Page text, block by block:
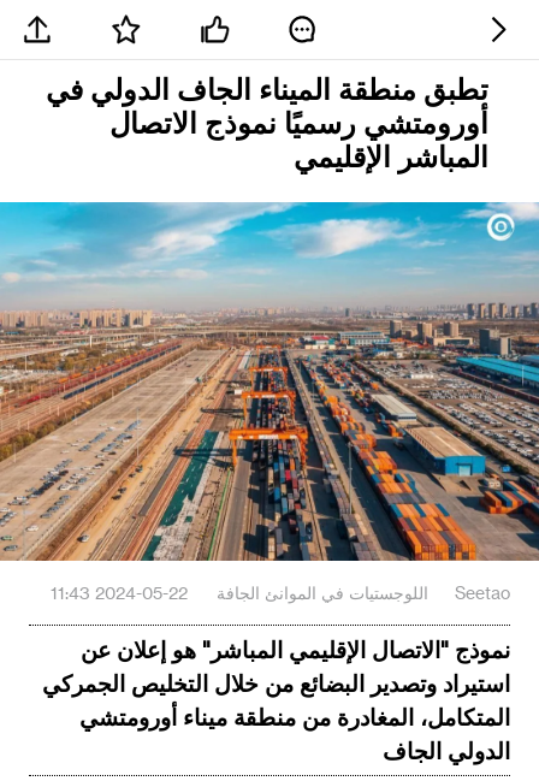
تطبق منطقة الميناء الجاف الدولي في
أورومتشي رسميًا نموذج الاتصال
المباشر الإقليمي
Seetao اللوجستيات في الموانئ الجافة 2024-05-22 11:43
نموذج "الاتصال الإقليمي المباشر" هو إعلان عن
استيراد وتصدير البضائع من خلال التخليص الجمركي
المتكامل، المغادرة من منطقة ميناء أورومتشي
الدولي الجاف